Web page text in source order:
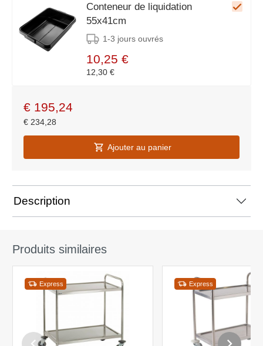
Conteneur de liquidation
55x41cm
1-3 jours ouvrés
10,25 €
12,30 €
€ 195,24
€ 234,28
Ajouter au panier
Description
Produits similaires
Express Express